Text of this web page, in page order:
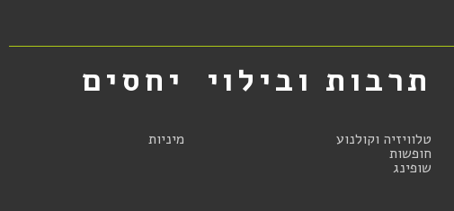
תרבות ובילוי
טלוויזיה וקולנוע
חופשות
שופינג
יחסים
מיניות